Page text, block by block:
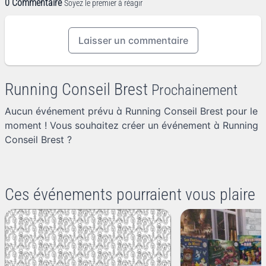
0 Commentaire Soyez le premier à réagir
Laisser un commentaire
Running Conseil Brest Prochainement
Aucun événement prévu à Running Conseil Brest pour le
moment ! Vous souhaitez créer un événement à Running
Conseil Brest ?
Ces événements pourraient vous plaire